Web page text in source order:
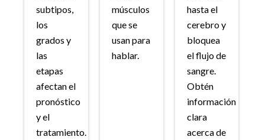
subtipos,
los
grados y
las
etapas
afectan el
pronóstico
y el
tratamiento.
músculos
que se
usan para
hablar.
hasta el
cerebro y
bloquea
el flujo de
sangre.
Obtén
información
clara
acerca de